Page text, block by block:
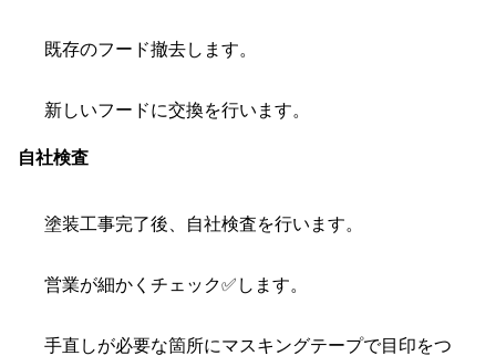
既存のフード撤去します。
新しいフードに交換を行います。
自社検査
塗装工事完了後、自社検査を行います。
営業が細かくチェック✅します。
手直しが必要な箇所にマスキングテープで目印をつ